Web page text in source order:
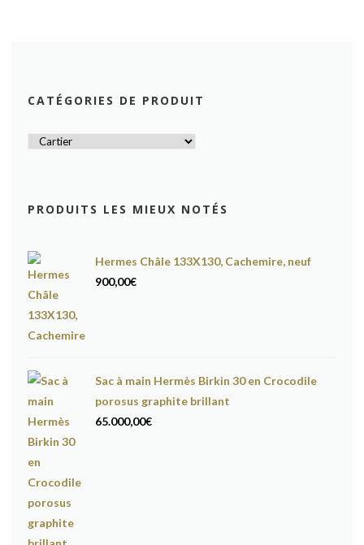
CATÉGORIES DE PRODUIT
PRODUITS LES MIEUX NOTÉS
Hermes Châle 133X130, Cachemire, neuf
900,00€
Sac à main Hermès Birkin 30 en Crocodile
porosus graphite brillant
65.000,00€